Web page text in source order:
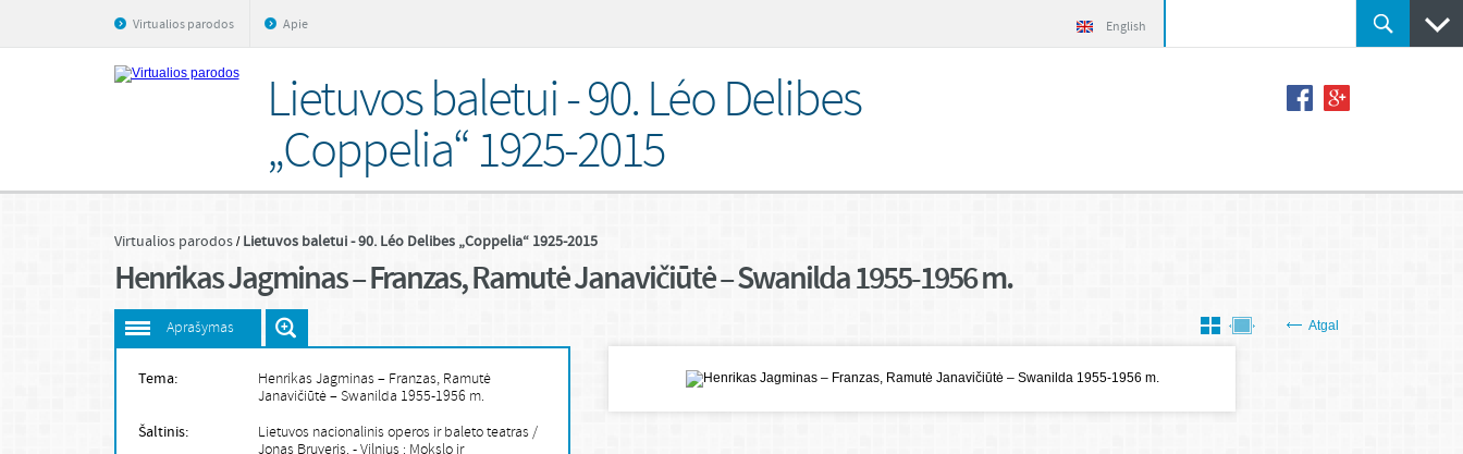
English
Virtualios parodos Apie
Lietuvos baletui - 90. Léo Delibes
„Coppelia“ 1925-2015
Virtualios parodos Lietuvos baletui - 90. Léo Delibes „Coppelia“ 1925-2015
Henrikas Jagminas – Franzas, Ramutė Janavičiūtė – Swanilda 1955-1956 m.
Aprašymas Atgal
Tema:
Henrikas Jagminas – Franzas, Ramutė
Janavičiūtė – Swanilda 1955-1956 m.
Šaltinis:
Lietuvos nacionalinis operos ir baleto teatras /